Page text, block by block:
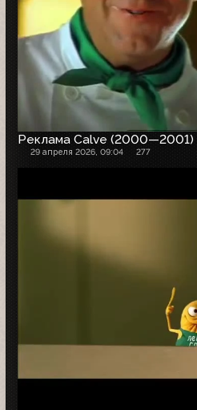
Реклама Calve (2000—2001)
29 апреля 2026, 09:04 277